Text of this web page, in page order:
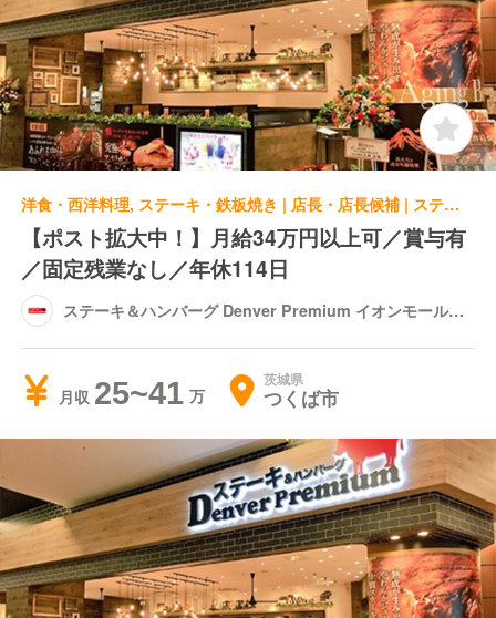
洋食・西洋料理, ステーキ・鉄板焼き | 店長・店長候補 | ステーキ＆ハンバーグ Denver Premium イオンモールつくば店
【ポスト拡大中！】月給34万円以上可／賞与有
／固定残業なし／年休114日
ステーキ＆ハンバーグ Denver Premium イオンモールつ
月収 25~41 茨城県
つくば市